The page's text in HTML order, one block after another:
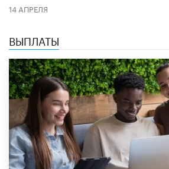
14 АПРЕЛЯ
ВЫПЛАТЫ